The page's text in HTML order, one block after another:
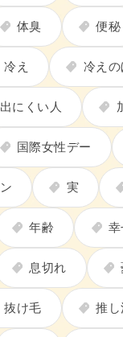
体臭 便秘
冷え 冷え
にくい人
国際女性デー
実
年齢
息切れ
抜け毛 推